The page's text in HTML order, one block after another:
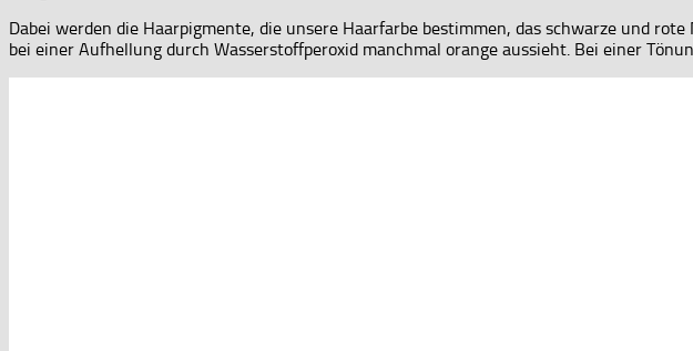
Dabei werden die Haarpigmente, die unsere Haarfarbe bestimmen, das schwarze und
bei einer Aufhellung durch Wasserstoffperoxid manchmal orange aussieht. Bei einer